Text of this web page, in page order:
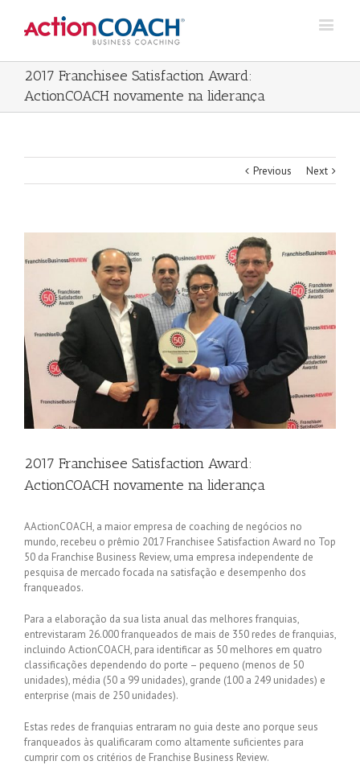
2017 Franchisee Satisfaction Award:
ActionCOACH novamente na liderança
Previous Next
2017 Franchisee Satisfaction Award:
ActionCOACH novamente na liderança
AActionCOACH, a maior empresa de coaching de negócios no
mundo, recebeu o prêmio 2017 Franchisee Satisfaction Award no Top
50 da Franchise Business Review, uma empresa independente de
pesquisa de mercado focada na satisfação e desempenho dos
franqueados.
Para a elaboração da sua lista anual das melhores franquias,
entrevistaram 26.000 franqueados de mais de 350 redes de franquias,
incluindo ActionCOACH, para identificar as 50 melhores em quatro
classificações dependendo do porte – pequeno (menos de 50
unidades), média (50 a 99 unidades), grande (100 a 249 unidades) e
enterprise (mais de 250 unidades).
Estas redes de franquias entraram no guia deste ano porque seus
franqueados às qualificaram como altamente suficientes para
cumprir com os critérios de Franchise Business Review.